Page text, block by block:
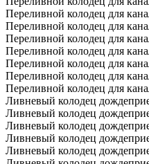
Переливной колодец для
Переливной колодец для
Переливной колодец для
Переливной колодец для
Переливной колодец для
Переливной колодец для
Переливной колодец для
Ливневый колодец
Ливневый колодец
Ливневый колодец
Ливневый колодец
Ливневый колодец